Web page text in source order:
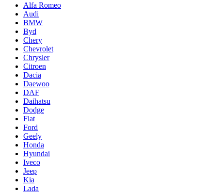
Alfa Romeo
Audi
BMW
Byd
Chery
Chevrolet
Chrysler
Citroen
Dacia
Daewoo
DAF
Daihatsu
Dodge
Fiat
Ford
Geely
Honda
Hyundai
Iveco
Jeep
Kia
Lada